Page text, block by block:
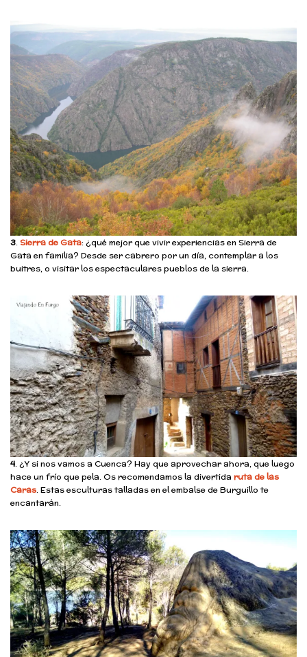
3.Sierra de Gata: ¿qué mejor que vivir experiencias en Sierra de
Gata en familia? Desde ser cabrero por un día, contemplar a los
buitres, o visitar los espectaculares pueblos de la sierra.
4. ¿Y si nos vamos a Cuenca? Hay que aprovechar ahora, que luego
hace un frío que pela. Os recomendamos la divertida ruta de las
Caras. Estas esculturas talladas en el embalse de Burguillo te
encantarán.